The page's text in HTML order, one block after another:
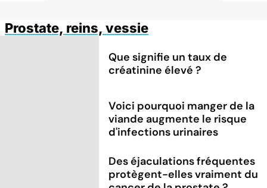
Prostate, reins, vessie
Que signifie un taux de
créatinine élevé ?
Voici pourquoi manger de la
viande augmente le risque
d'infections urinaires
Des éjaculations fréquentes
protègent-elles vraiment du